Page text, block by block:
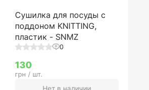
Сушилка для посуды с
поддоном KNITTING,
пластик - SNMZ
0
130
грн / шт.
Нет в наличии